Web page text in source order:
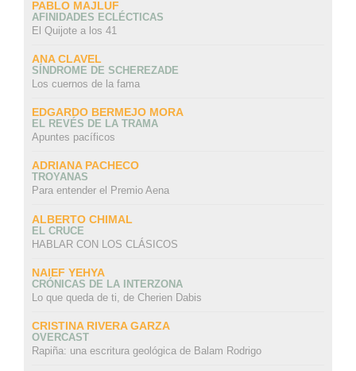
PABLO MAJLUF
AFINIDADES ECLÉCTICAS
El Quijote a los 41
ANA CLAVEL
SÍNDROME DE SCHEREZADE
Los cuernos de la fama
EDGARDO BERMEJO MORA
EL REVÉS DE LA TRAMA
Apuntes pacíficos
ADRIANA PACHECO
TROYANAS
Para entender el Premio Aena
ALBERTO CHIMAL
EL CRUCE
HABLAR CON LOS CLÁSICOS
NAIEF YEHYA
CRÓNICAS DE LA INTERZONA
Lo que queda de ti, de Cherien Dabis
CRISTINA RIVERA GARZA
OVERCAST
Rapiña: una escritura geológica de Balam Rodrigo